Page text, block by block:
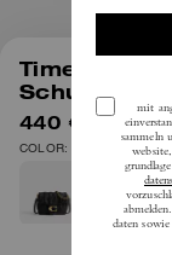
Times
440 € 550 €inkl.
COLOR: Messing/Kreide